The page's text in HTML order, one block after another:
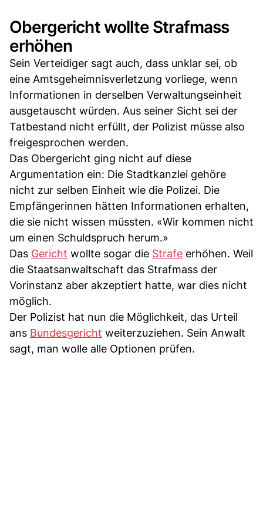
Obergericht wollte Strafmass
erhöhen
Sein Verteidiger sagt auch, dass unklar sei, ob
eine Amtsgeheimnisverletzung vorliege, wenn
Informationen in derselben Verwaltungseinheit
ausgetauscht würden. Aus seiner Sicht sei der
Tatbestand nicht erfüllt, der Polizist müsse also
freigesprochen werden.
Das Obergericht ging nicht auf diese
Argumentation ein: Die Stadtkanzlei gehöre
nicht zur selben Einheit wie die Polizei. Die
Empfängerinnen hätten Informationen erhalten,
die sie nicht wissen müssten. «Wir kommen nicht
um einen Schuldspruch herum.»
Das Gericht wollte sogar die Strafe erhöhen. Weil
die Staatsanwaltschaft das Strafmass der
Vorinstanz aber akzeptiert hatte, war dies nicht
möglich.
Der Polizist hat nun die Möglichkeit, das Urteil
ans Bundesgericht weiterzuziehen. Sein Anwalt
sagt, man wolle alle Optionen prüfen.